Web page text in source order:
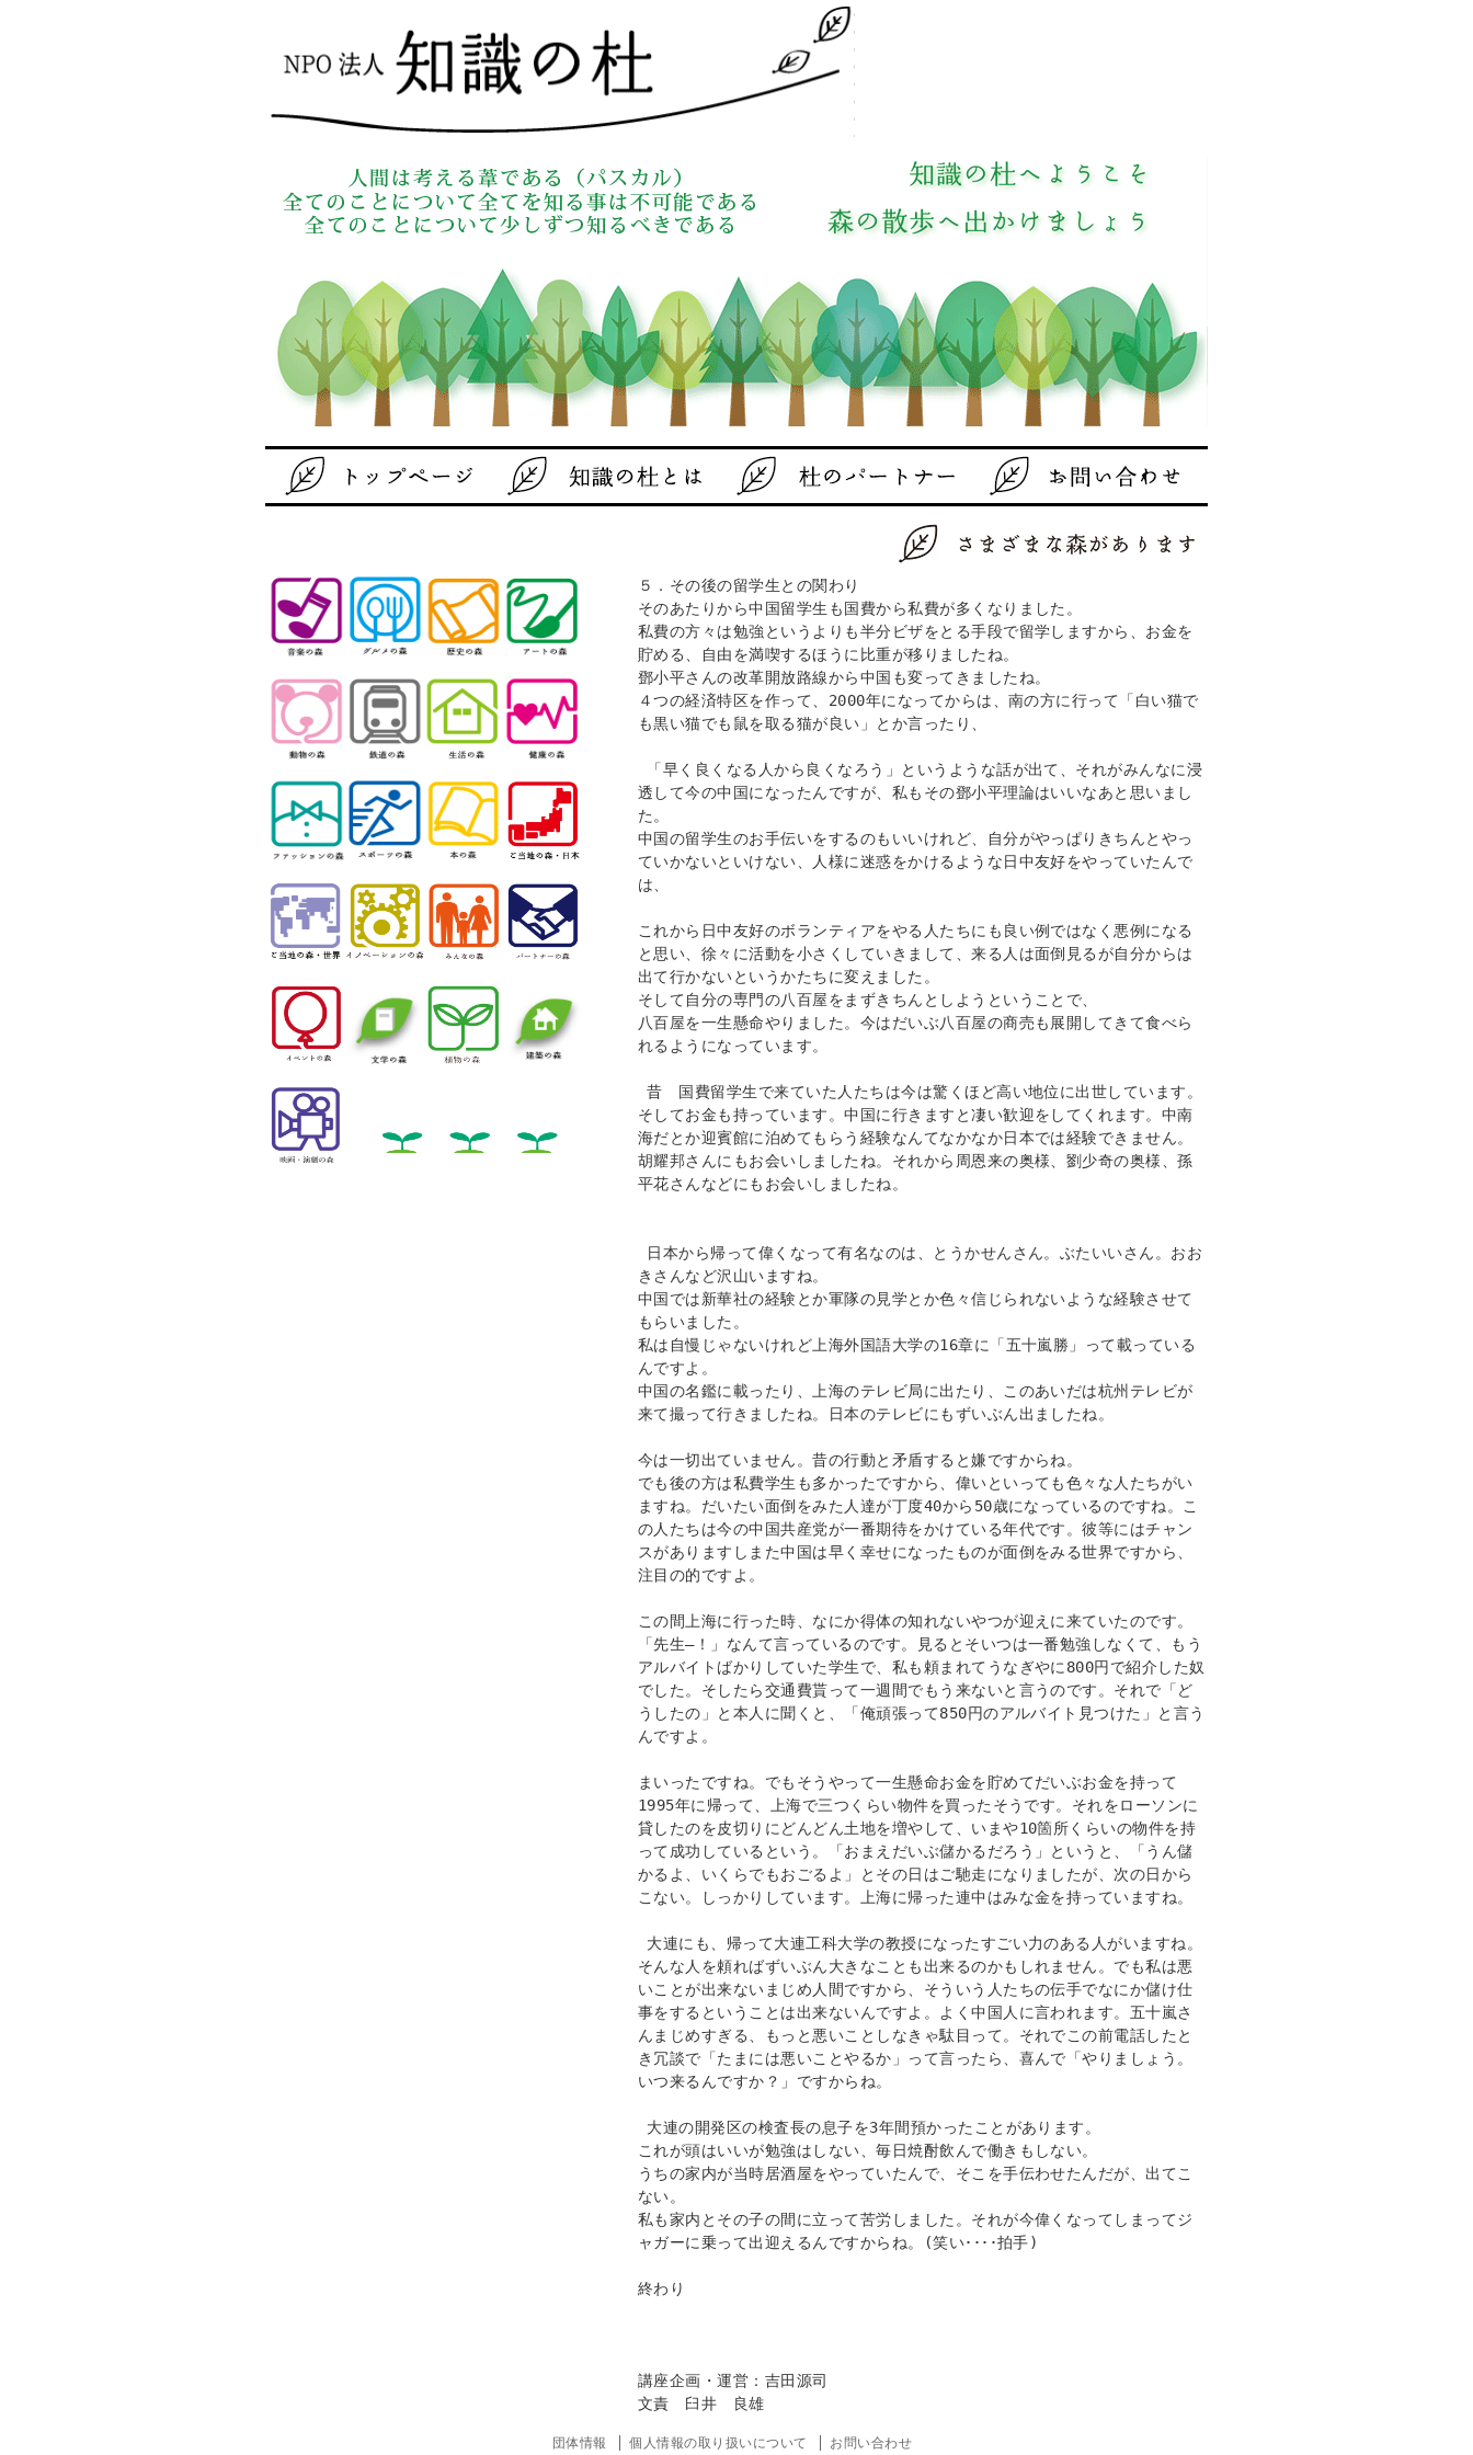
５．その後の留学生との関わり
そのあたりから中国留学生も国費から私費が多くなりました。
私費の方々は勉強というよりも半分ビザをとる手段で留学しますから、お金を
貯める、自由を満喫するほうに比重が移りましたね。
鄧小平さんの改革開放路線から中国も変ってきましたね。
４つの経済特区を作って、2000年になってからは、南の方に行って「白い猫で
も黒い猫でも鼠を取る猫が良い」とか言ったり、
透して今の中国になったんですが、私もその鄧小平理論はいいなあと思いまし
た。
中国の留学生のお手伝いをするのもいいけれど、自分がやっぱりきちんとやっ
ていかないといけない、人様に迷惑をかけるような日中友好をやっていたんで
は、
これから日中友好のボランティアをやる人たちにも良い例ではなく悪例になる
と思い、徐々に活動を小さくしていきまして、来る人は面倒見るが自分からは
出て行かないというかたちに変えました。
そして自分の専門の八百屋をまずきちんとしようということで、
八百屋を一生懸命やりました。今はだいぶ八百屋の商売も展開してきて食べら
れるようになっています。
昔　国費留学生で来ていた人たちは今は驚くほど高い地位に出世しています。
そしてお金も持っています。中国に行きますと凄い歓迎をしてくれます。中南
海だとか迎賓館に泊めてもらう経験なんてなかなか日本では経験できません。
胡耀邦さんにもお会いしましたね。それから周恩来の奥様、劉少奇の奥様、孫
平花さんなどにもお会いしましたね。
きさんなど沢山いますね。
中国では新華社の経験とか軍隊の見学とか色々信じられないような経験させて
もらいました。
私は自慢じゃないけれど上海外国語大学の16章に「五十嵐勝」って載っている
んですよ。
中国の名鑑に載ったり、上海のテレビ局に出たり、このあいだは杭州テレビが
来て撮って行きましたね。日本のテレビにもずいぶん出ましたね。
今は一切出ていません。昔の行動と矛盾すると嫌ですからね。
でも後の方は私費学生も多かったですから、偉いといっても色々な人たちがい
ますね。だいたい面倒をみた人達が丁度40から50歳になっているのですね。こ
の人たちは今の中国共産党が一番期待をかけている年代です。彼等にはチャン
スがありますしまた中国は早く幸せになったものが面倒をみる世界ですから、
注目の的ですよ。
この間上海に行った時、なにか得体の知れないやつが迎えに来ていたのです。
「先生―！」なんて言っているのです。見るとそいつは一番勉強しなくて、もう
アルバイトばかりしていた学生で、私も頼まれてうなぎやに800円で紹介した奴
でした。そしたら交通費貰って一週間でもう来ないと言うのです。それで「ど
うしたの」と本人に聞くと、「俺頑張って850円のアルバイト見つけた」と言う
んですよ。
まいったですね。でもそうやって一生懸命お金を貯めてだいぶお金を持って
1995年に帰って、上海で三つくらい物件を買ったそうです。それをローソンに
貸したのを皮切りにどんどん土地を増やして、いまや10箇所くらいの物件を持
って成功しているという。「おまえだいぶ儲かるだろう」というと、「うん儲
かるよ、いくらでもおごるよ」とその日はご馳走になりましたが、次の日から
こない。しっかりしています。上海に帰った連中はみな金を持っていますね。
そんな人を頼ればずいぶん大きなことも出来るのかもしれません。でも私は悪
いことが出来ないまじめ人間ですから、そういう人たちの伝手でなにか儲け仕
事をするということは出来ないんですよ。よく中国人に言われます。五十嵐さ
んまじめすぎる、もっと悪いことしなきゃ駄目って。それでこの前電話したと
き冗談で「たまには悪いことやるか」って言ったら、喜んで「やりましょう。
いつ来るんですか？」ですからね。
これが頭はいいが勉強はしない、毎日焼酎飲んで働きもしない。
うちの家内が当時居酒屋をやっていたんで、そこを手伝わせたんだが、出てこ
ない。
私も家内とその子の間に立って苦労しました。それが今偉くなってしまってジ
ャガーに乗って出迎えるんですからね。(笑い････拍手)
終わり
講座企画・運営：吉田源司
団体情報 個人情報の取り扱いについて お問い合わせ